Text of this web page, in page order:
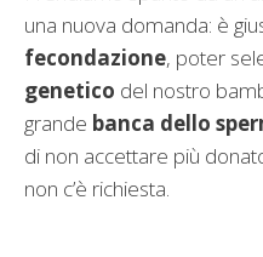
una nuova domanda: è
fecondazione, poter
genetico del nostro
grande banca dello
di non accettare più
non c’è richiesta.